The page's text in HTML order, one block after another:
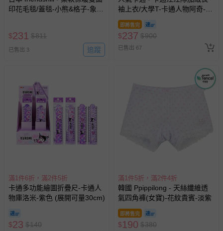
印花毛毯/蓋毯-小熊&格子-象牙
$231 $811
已售出 3 追蹤
袖上衣/大學T-卡通人物阿奇-紅
色
即將售完
$237 $900
已售出 67
滿1件6折，滿2件5折
卡通多功能繪圖折疊尺-卡通人
物庫洛米-紫色 (展開可量30cm)
$23 $140
滿1件5折，滿2件4折
韓國 Ppippilong - 天絲纖維透
氣四角褲(女寶)-花紋貴賓-淡紫
即將售完
$190 $380